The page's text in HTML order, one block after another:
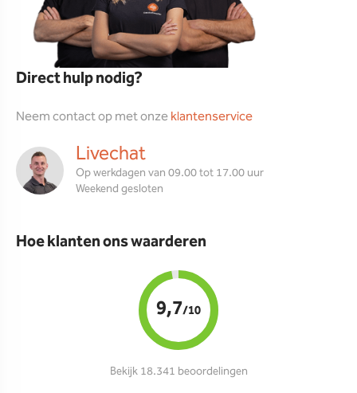
Direct hulp nodig?
Neem contact op met onzeklantenservice
Livechat
Op werkdagen van 09.00 tot 17.00 uur
Weekend gesloten
Hoe klanten ons waarderen
9,7/10
Bekijk 18.341 beoordelingen